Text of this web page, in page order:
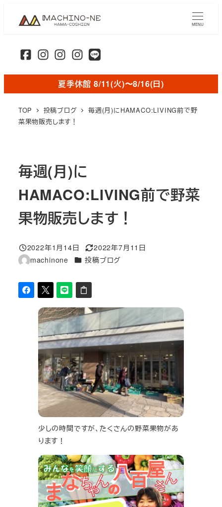
ン
MENU
夏季休館 8/11(火)〜8/16(日)
TOP 投稿ブログ
毎週(月)にHAMACO:LIVING前で野
菜果物販売します！
毎週(月)に
HAMACO:LIVING前で野菜
果物販売します！
投稿日
2022年1月14日
更新日
2022年7月11日
著
machinone カテゴリー
投稿ブログ
少しの時間ですが、たくさんの野菜果物があ
ります！